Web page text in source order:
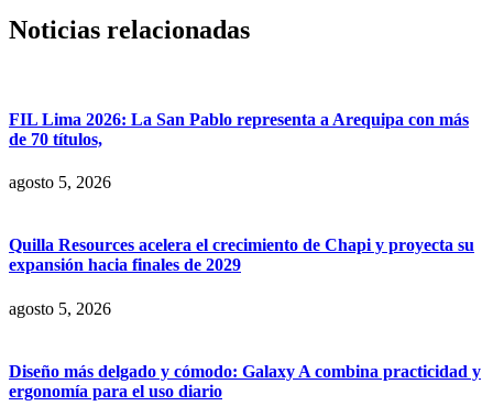
Noticias relacionadas
FIL Lima 2026: La San Pablo representa a Arequipa con más
de 70 títulos,
agosto 5, 2026
Quilla Resources acelera el crecimiento de Chapi y proyecta su
expansión hacia finales de 2029
agosto 5, 2026
Diseño más delgado y cómodo: Galaxy A combina practicidad y
ergonomía para el uso diario